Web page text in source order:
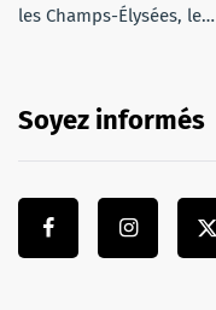
les Champs-Élysées, le…
Soyez informés